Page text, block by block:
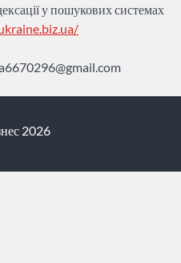
у пошукових системах
2026